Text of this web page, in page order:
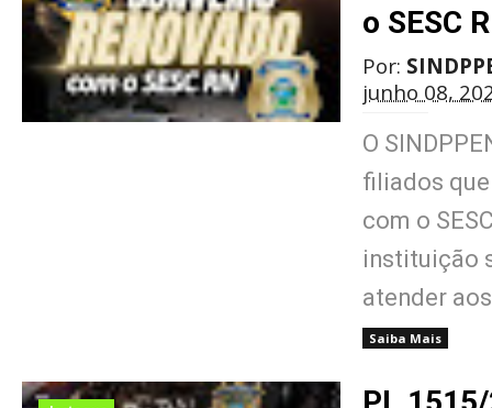
o SESC
Por:
junho 08,
O
filiados
com o
instituição
atender
Saiba Mais